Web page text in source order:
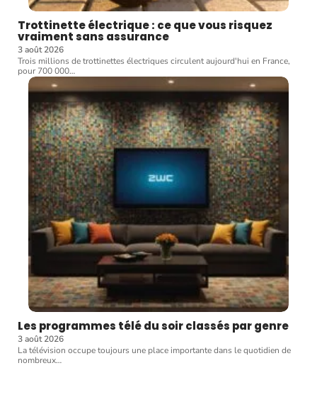
Trottinette électrique : ce que vous risquez
vraiment sans assurance
3 août 2026
Trois millions de trottinettes électriques circulent aujourd'hui en France,
pour 700 000…
Les programmes télé du soir classés par genre
3 août 2026
La télévision occupe toujours une place importante dans le quotidien de
nombreux…